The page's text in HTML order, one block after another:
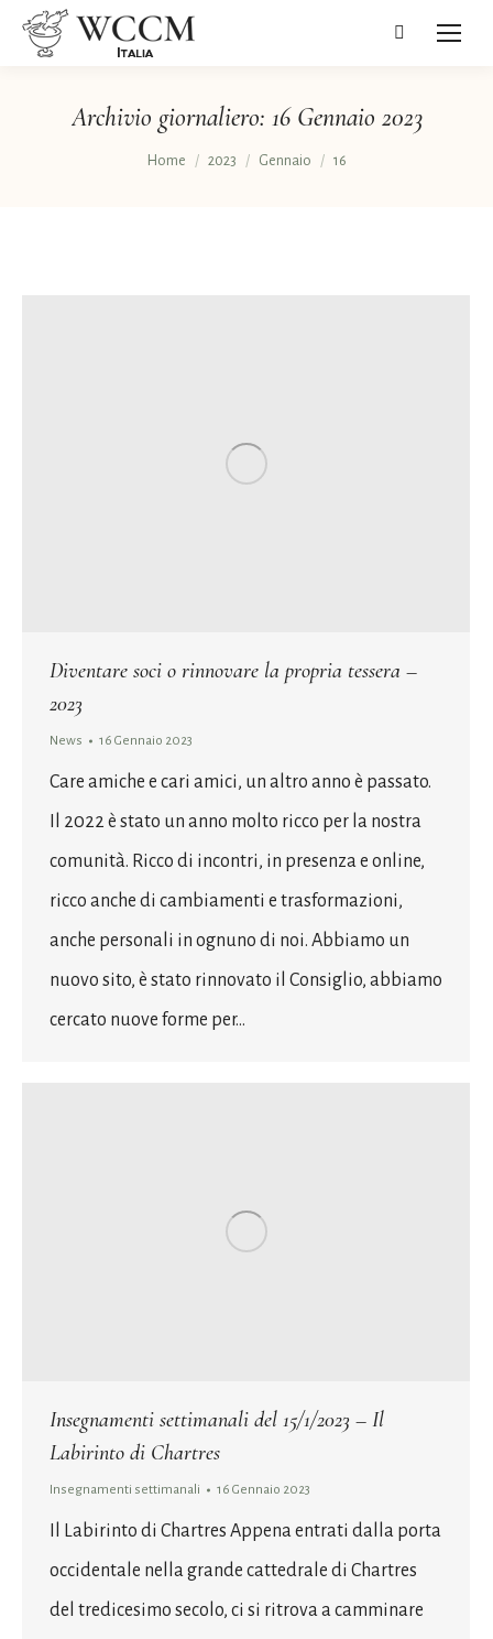
Cerca:
Archivio giornaliero: 16 Gennaio 2023
Tu sei qui:
Home 2023 Gennaio 16
Diventare soci o rinnovare la propria tessera –
2023
News 16 Gennaio 2023
Care amiche e cari amici, un altro anno è passato.
Il 2022 è stato un anno molto ricco per la nostra
comunità. Ricco di incontri, in presenza e online,
ricco anche di cambiamenti e trasformazioni,
anche personali in ognuno di noi. Abbiamo un
nuovo sito, è stato rinnovato il Consiglio, abbiamo
cercato nuove forme per…
Insegnamenti settimanali del 15/1/2023 – Il
Labirinto di Chartres
Insegnamenti settimanali 16 Gennaio 2023
Il Labirinto di Chartres Appena entrati dalla porta
occidentale nella grande cattedrale di Chartres
del tredicesimo secolo, ci si ritrova a camminare